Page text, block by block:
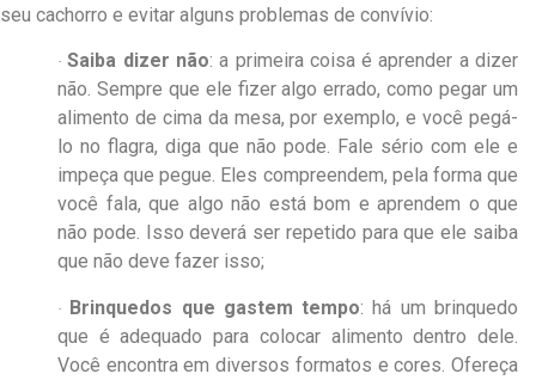
seu cachorro e evitar alguns problemas de convívio:
·Saiba dizer não: a primeira coisa é aprender a dizer
não. Sempre que ele fizer algo errado, como pegar um
alimento de cima da mesa, por exemplo, e você pegá-
lo no flagra, diga que não pode. Fale sério com ele e
impeça que pegue. Eles compreendem, pela forma que
você fala, que algo não está bom e aprendem o que
não pode. Isso deverá ser repetido para que ele saiba
que não deve fazer isso;
· Brinquedos que gastem tempo: há um brinquedo
que é adequado para colocar alimento dentro dele.
Você encontra em diversos formatos e cores. Ofereça